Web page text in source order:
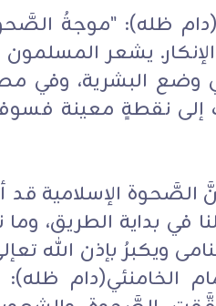
ظله): "موجةُ
يشعر
وضع البشرية،
نقطةٍ معينة فسوف
الصَّحوة الإسلامية
في بداية الطريق، وما
ويكبرُ بإذن الله
الخامنئي(دام